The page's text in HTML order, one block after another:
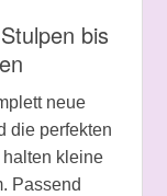
bis
neue
die perfekten
kleine
Passend